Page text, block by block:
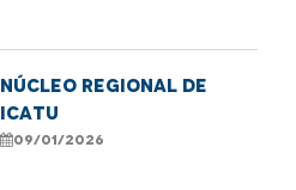
NÚCLEO REGIONAL DE
ICATU
09/01/2026